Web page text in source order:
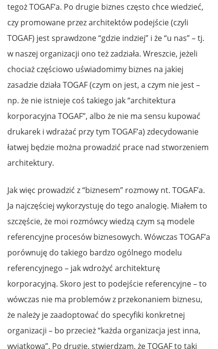
tegoż TOGAF’a. Po drugie biznes często chce wiedzieć,
czy promowane przez architektów podejście (czyli
TOGAF) jest sprawdzone “gdzie indziej” i że “u nas” – tj.
w naszej organizacji ono też zadziała. Wreszcie, jeżeli
chociaż częściowo uświadomimy biznes na jakiej
zasadzie działa TOGAF (czym on jest, a czym nie jest –
np. że nie istnieje coś takiego jak “architektura
korporacyjna TOGAF”, albo że nie ma sensu kupować
drukarek i wdrażać przy tym TOGAF’a) zdecydowanie
łatwej będzie można prowadzić prace nad stworzeniem
architektury.
Jak więc prowadzić z “biznesem” rozmowy nt. TOGAF’a.
Ja najczęściej wykorzystuję do tego analogię. Miałem to
szczęście, że moi rozmówcy wiedzą czym są modele
referencyjne procesów biznesowych. Wówczas TOGAF’a
porównuję do takiego bardzo ogólnego modelu
referencyjnego – jak wdrożyć architekturę
korporacyjną. Skoro jest to podejście referencyjne – to
wówczas nie ma problemów z przekonaniem biznesu,
że należy je zaadoptować do specyfiki konkretnej
organizacji – bo przecież “każda organizacja jest inna,
wyjątkowa”. Po drugie, stwierdzam, że TOGAF to taki